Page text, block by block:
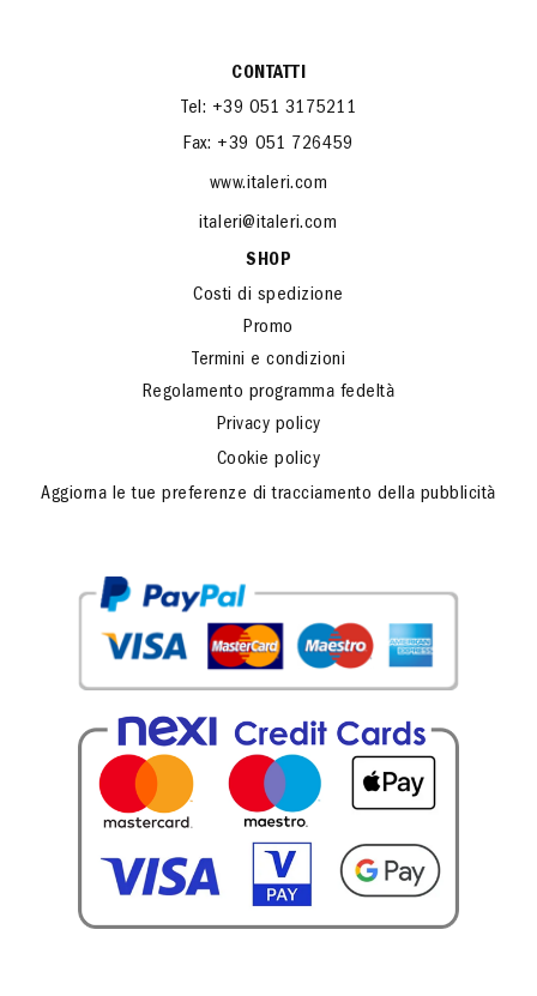
CONTATTI
Tel: +39 051 3175211
Fax: +39 051 726459
www.italeri.com
italeri@italeri.com
SHOP
Costi di spedizione
Promo
Termini e condizioni
Regolamento programma fedeltà
Privacy policy
Cookie policy